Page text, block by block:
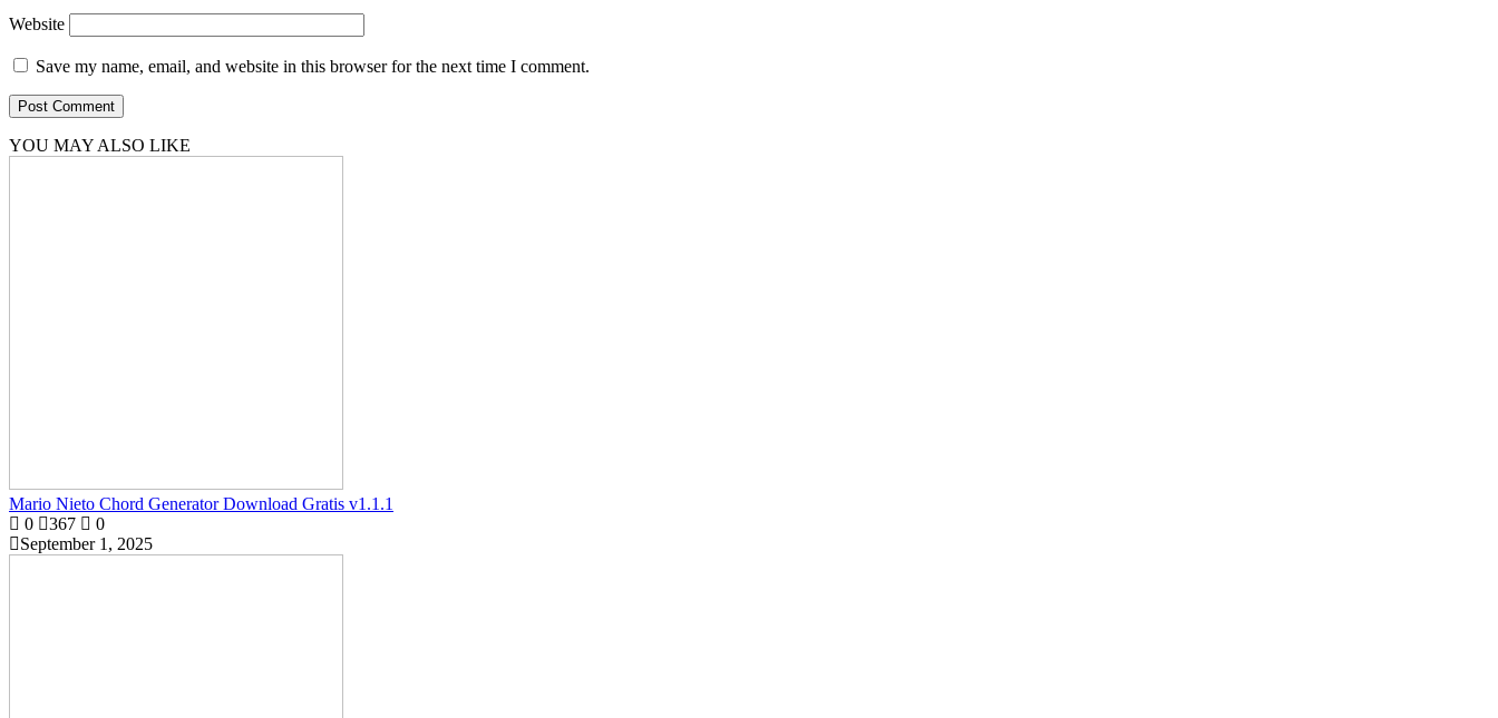
Website
Save my name, email, and website in this browser for the next time I comment.
YOU MAY ALSO LIKE
Mario Nieto Chord Generator Download Gratis v1.1.1
0
367
0
September 1, 2025